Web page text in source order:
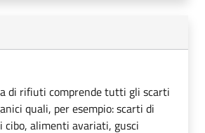
di rifiuti comprende tutti gli scarti
quali, per esempio: scarti di
cibo, alimenti avariati, gusci